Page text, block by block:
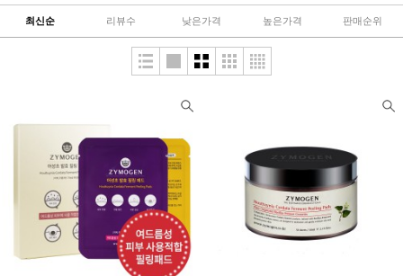
최신순 리뷰수 낮은가격 높은가격 판매순위